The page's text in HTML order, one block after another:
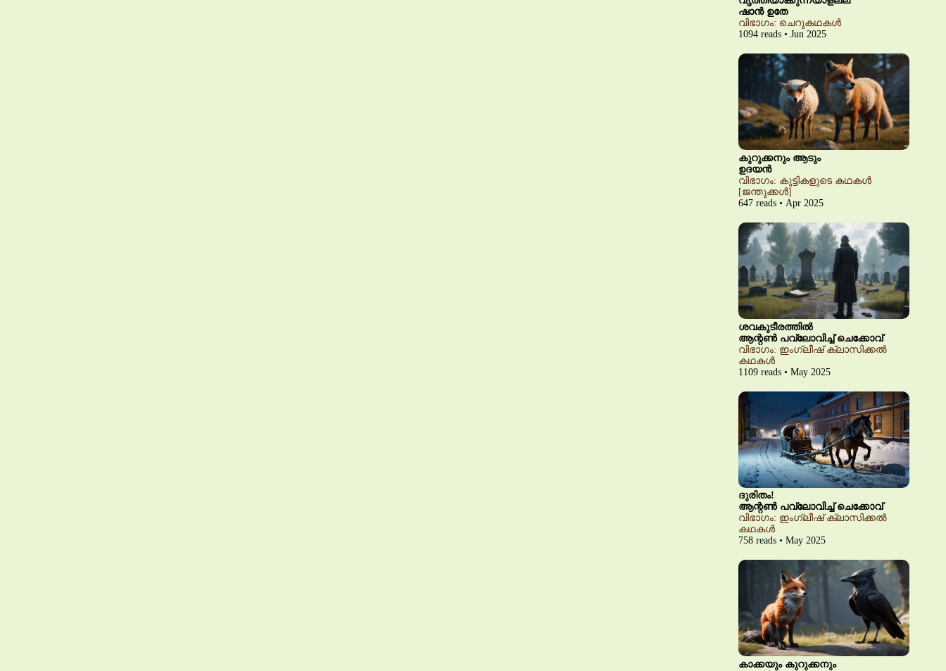
ഷാൻ ഉതേ
വിഭാഗം: ചെറുകഥകൾ
1094 reads • Jun 2025
കുറുക്കനും ആടും
ഉദയൻ
വിഭാഗം: കുട്ടികളുടെ കഥകൾ
[ജന്തുക്കൾ]
647 reads • Apr 2025
ശവകുടീരത്തിൽ
ആന്റൺ പവ്‌ലോവിച്ച് ചെക്കോവ്
വിഭാഗം: ഇംഗ്ലീഷ് ക്ലാസിക്കൽ
കഥകൾ
1109 reads • May 2025
ദുരിതം!
ആന്റൺ പവ്‌ലോവിച്ച് ചെക്കോവ്
വിഭാഗം: ഇംഗ്ലീഷ് ക്ലാസിക്കൽ
കഥകൾ
758 reads • May 2025
കാക്കയും കുറുക്കനും